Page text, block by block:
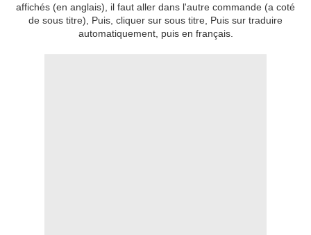
affichés (en anglais), il faut aller dans l'autre commande (a coté
de sous titre), Puis, cliquer sur sous titre, Puis sur traduire
automatiquement, puis en français.